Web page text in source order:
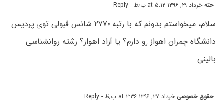
حتهخرداد ۲۹, ۱۳۹۶ at ۵:۱۲ ب٫ظ - Reply
سلام، میخواستم بدونم که با رتبه ۲۷۷۰ شانس قبولی توی پردیس
دانشگاه چمران اهواز رو دارم؟ یا آزاد اهواز؟ رشته روانشناسی
بالینی
حقوق خصوصی خرداد ۲۷, ۱۳۹۶ at ۲:۳۶ ب٫ظ - Reply